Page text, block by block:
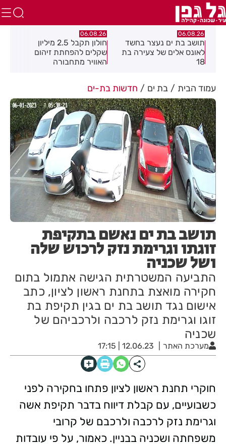
06.08.26
תושב בת ים נעצר בחשד
לאונס אלים של צעירה בת
18
06.08.26
חולון תקבל 2.5 מיליון
שקלים להפחתת זיהום
האוויר מתחבורה
עמוד הבית בת ים חדשות בת-ים
תושב בת ים נאשם בתקיפת
זוגתו וגרימת נזק לרכוש שלה
ושל שכניה
התביעה המשטרתית הגישה אתמול בתום
חקירה מואצת בתחנת ראשון לציון, כתב
אישום נגד תושב בת ים בגין תקיפת בת
זוגו וגרימת נזק לרכבה ולרכביהם של
שכניה
מערכת האתר 12.06.23 | 17:15
חוקרי תחנת ראשון לציון פתחו בחקירה לפני
כשבועיים, עם קבלת דיווח בדבר תקיפת אשה
וגרימת נזק לרכבה ולרכבם של קרובי
משפחתה ושכניה בבניין. כאמור, על פי עובדות